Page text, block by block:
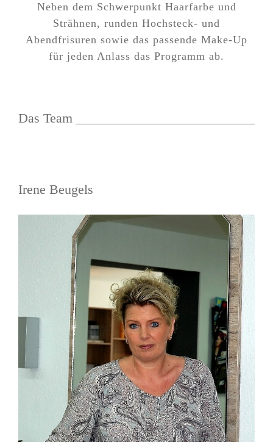
Neben dem Schwerpunkt Haarfarbe und
Strähnen, runden Hochsteck- und
Abendfrisuren sowie das passende Make-Up
für jeden Anlass das Programm ab.
Das Team
Irene Beugels